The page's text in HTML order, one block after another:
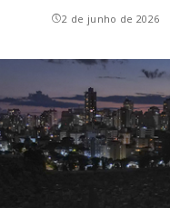
2 de junho de 2026